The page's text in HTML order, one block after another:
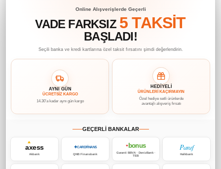
Online Alışverişlerde Geçerli
VADE FARKSIZ 5 TAKSİT
BAŞLADI!
Seçili banka ve kredi kartlarına özel taksit fırsatını şimdi değerlendirin.
AYNI GÜN
ÜCRETSİZ KARGO
14.30’a kadar aynı gün kargo
HEDİYELİ
ÜRÜNLERİ KAÇIRMAYIN
Özel hediye setli ürünlerde
avantajlı alışveriş fırsatı
GEÇERLİ BANKALAR
axess
Akbank
✦CARDFİNANS
QNB Finansbank
♥bonus
Garanti BBVA · DenizBank ·
TEB
Paraf
Halkbank